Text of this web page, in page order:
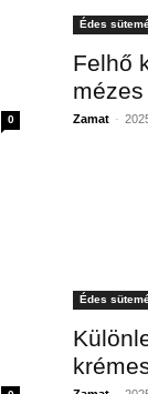
0
Édes
Felhő
Zamat -
Édes